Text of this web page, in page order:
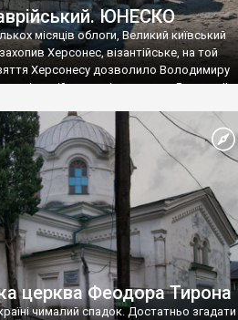
ЮНЕСКО
місяців облоги, Великий київський
Херсонес, візантійське, на той
Херсонесу дозволило Володимиру
візантійському імператору Василю ІІ,
язичник, став Василем-
було Хрещення Русі. На честь
названо місто […]
церква Феодора Тирона
чималий спадок. Достатньо згадати